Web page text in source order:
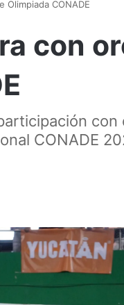
CONADE
con
CONADE